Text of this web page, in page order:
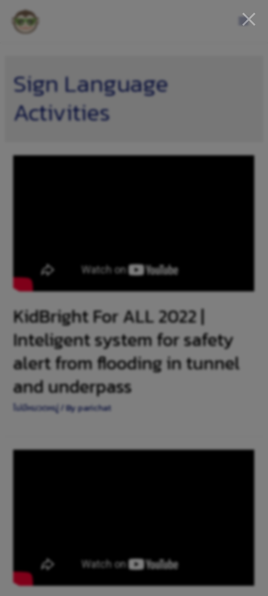
Sign Language
Activities
KidBright For ALL 2022 |
Inteligent system for safety
alert from flooding in tunnel
and underpass
ไม่มีหมวดหมู่/ Byparichat